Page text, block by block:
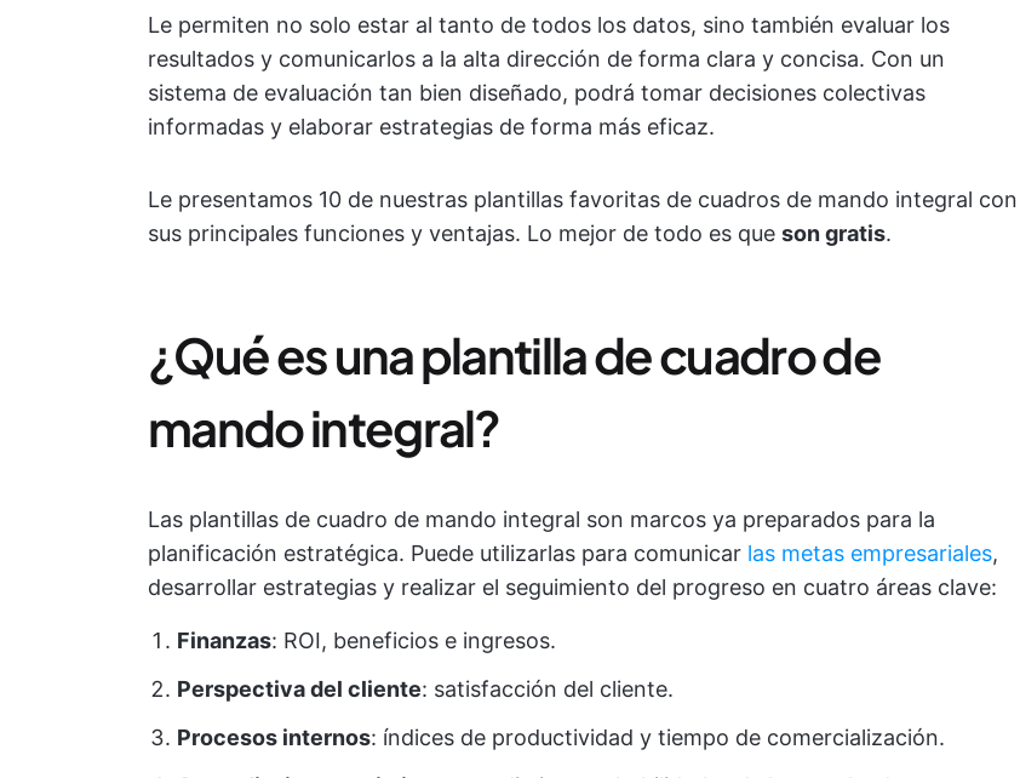
Le permiten no solo estar al tanto de todos los datos, sino también evaluar los
resultados y comunicarlos a la alta dirección de forma clara y concisa. Con un
sistema de evaluación tan bien diseñado, podrá tomar decisiones colectivas
informadas y elaborar estrategias de forma más eficaz.
Le presentamos 10 de nuestras plantillas favoritas de cuadros de mando integral con
sus principales funciones y ventajas. Lo mejor de todo es que son gratis.
¿Qué es una plantilla de cuadro de
mando integral?
Las plantillas de cuadro de mando integral son marcos ya preparados para la
planificación estratégica. Puede utilizarlas para comunicar las metas empresariales,
desarrollar estrategias y realizar el seguimiento del progreso en cuatro áreas clave:
Finanzas: ROI, beneficios e ingresos.
Perspectiva del cliente: satisfacción del cliente.
Procesos internos: índices de productividad y tiempo de comercialización.